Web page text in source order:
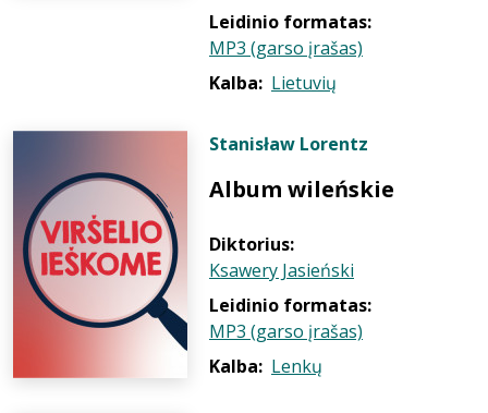
Leidinio formatas:
MP3 (garso įrašas)
Kalba: Lietuvių
Stanisław Lorentz
Album wileńskie
Diktorius:
Ksawery Jasieński
Leidinio formatas:
MP3 (garso įrašas)
Kalba: Lenkų